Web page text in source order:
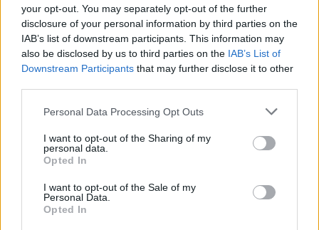
your opt-out. You may separately opt-out of the further
disclosure of your personal information by third parties on the
IAB’s list of downstream participants. This information may
also be disclosed by us to third parties on the IAB’s List of
Downstream Participants that may further disclose it to other
Please note that this website/app uses one or more Google
not limited to your visit or usage behaviour. You may click to
grant or deny consent to Google and its third-party tags to
use your data for below specified purposes in below Google
consent section.
Personal Data Processing Opt Outs
I want to opt-out of the Sharing of my
personal data.
Opted In
I want to opt-out of the Sale of my
Personal Data.
Opted In